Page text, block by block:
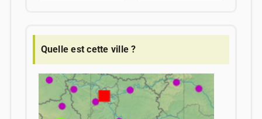
Quelle est cette ville ?